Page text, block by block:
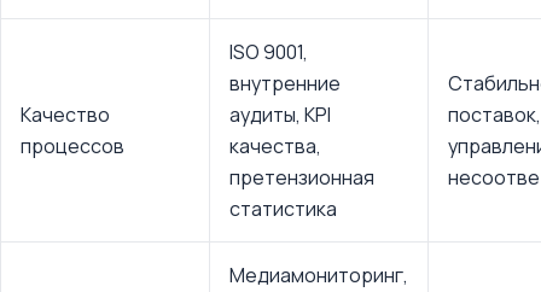
Качество
процессов
ISO 9001,
внутренние
аудиты, KPI
качества,
претензионная
статистика
поставок,
Медиамониторинг,